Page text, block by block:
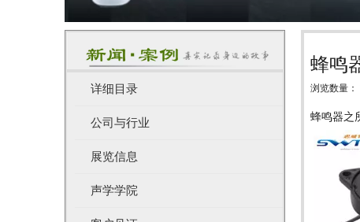
详细目录
公司与行业
展览信息
声学学院
蜂鸣
浏览数量：
蜂鸣器之